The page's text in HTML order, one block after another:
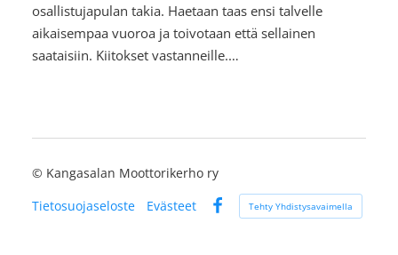
osallistujapulan takia. Haetaan taas ensi talvelle
aikaisempaa vuoroa ja toivotaan että sellainen
saataisiin. Kiitokset vastanneille.…
© Kangasalan Moottorikerho ry
Tietosuojaseloste
Evästeet
Facebook
Tehty Yhdistysavaimella